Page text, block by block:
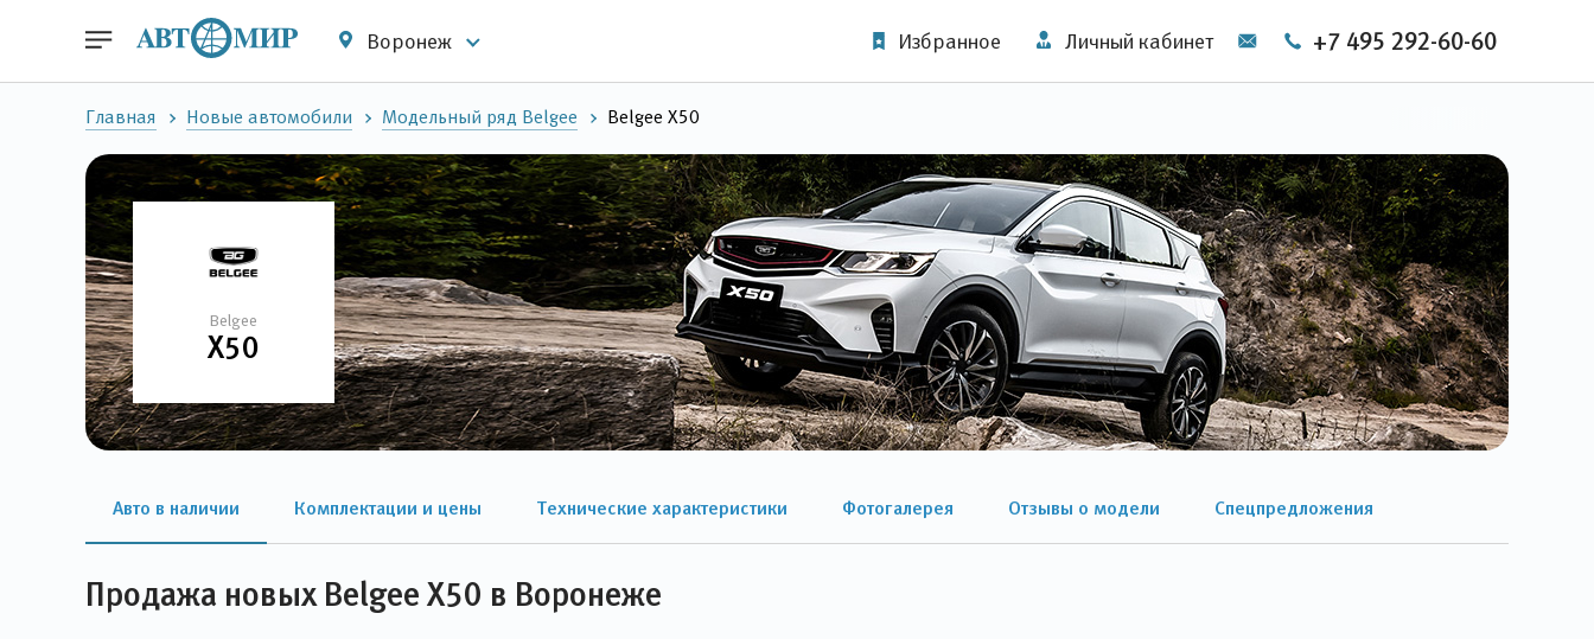
Воронеж Избранное Личный кабинет +7 495 292-60-60
Главная Новые автомобили Модельный ряд Belgee Belgee X50
Belgee
X50
Авто в наличии Комплектации и цены Технические характеристики Фотогалерея Отзывы о модели Спецпредложения
Продажа новых Belgee X50 в Воронеже